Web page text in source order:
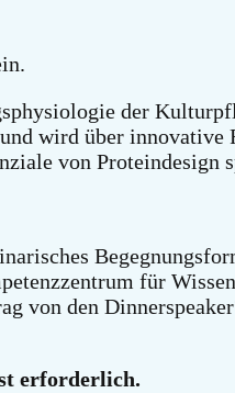
der
wird über innovative
von Proteindesign
für
von den
erforderlich.